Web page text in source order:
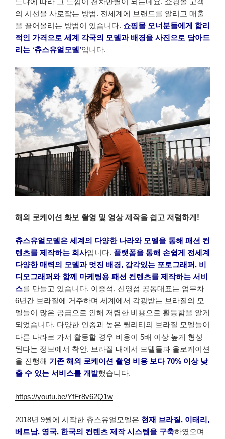
의 시선을 사로잡는 방법. 전세계에 브랜드를 알리고 매출
을 끌어올리는 방법이 있습니다. 쇼핑몰 오너분들에게 합리
적인 가격으로 세계 각국의 모델과 배경을 사진으로 담아드
리는 ‘츄스유얼모델’입니다.
해외 로케이션 화보 촬영 및 영상 제작을 쉽고 저렴하게!
츄스유얼모델은 세계의 다양한 나라와 모델을 통해 패션 컨
텐츠를 제작하는 회사입니다. 플랫폼을 통해 손쉽게 전세계
다양한 매력의 모델과 멋진 배경, 감각있는 포토그래퍼, 비
디오그래퍼와 함께 마케팅용 패션 컨텐츠를 제작하는 서비
스를 만들고 있습니다. 이중석, 신영섭 공동대표는 업무차
6년간 브라질에 거주하며 세계에서 각광받는 브라질의 모
델들이 많은 공급으로 인해 저렴한 비용으로 활동함을 알게
되었습니다. 다양한 인종과 높은 퀄리티의 브라질 모델들이
다른 나라로 가서 활동할 경우 비용이 5배 이상 높게 형성
된다는 정보에서 착안. 브라질 내에서 모델들과 올로케이션
을 진행해 기존 해외 로케이션 촬영 비용 보다 70% 이상 낮
출 수 있는 서비스를 개발했습니다.
https://youtu.be/YfFr8v62Q1w
2018년 9월에 시작한 츄스유얼모델은 현재 브라질, 이태리,
베트남, 영국, 한국의 컨텐츠 제작 시스템을 구축하였으며